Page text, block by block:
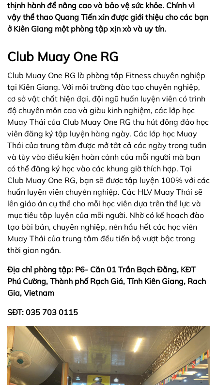
thịnh hành để nâng cao và bảo vệ sức khỏe. Chính vì
vậy thể thao Quang Tiến xin được giới thiệu cho các bạn
ở Kiên Giang một phòng tập xịn xò và uy tín.
Club Muay One RG
Club Muay One RG là phòng tập Fitness chuyên nghiệp
tại Kiên Giang. Với môi trường đào tạo chuyên nghiệp,
cơ sở vật chất hiện đại, đội ngũ huấn luyện viên có trình
độ chuyên môn cao và giàu kinh nghiệm, các lớp học
Muay Thái của Club Muay One RG thu hút đông đảo học
viên đăng ký tập luyện hàng ngày. Các lớp học Muay
Thái của trung tâm được mở tất cả các ngày trong tuần
và tùy vào điều kiện hoàn cảnh của mỗi người mà bạn
có thể đăng ký học vào các khung giờ thích hợp. Tại
Club Muay One RG, bạn sẽ được tập luyện 100% với các
huấn luyện viên chuyên nghiệp. Các HLV Muay Thái sẽ
lên giáo án cụ thể cho mỗi học viên dựa trên thể lực và
mục tiêu tập luyện của mỗi người. Nhờ có kế hoạch đào
tạo bài bản, chuyên nghiệp, nên hầu hết các học viên
Muay Thái của trung tâm đều tiến bộ vượt bậc trong
thời gian ngắn.
Địa chỉ phòng tập: P6- Căn 01 Trần Bạch Đằng, KĐT
Phú Cường, Thành phố Rạch Giá, Tỉnh Kiên Giang, Rach
Gia, Vietnam
SĐT: 035 703 0115